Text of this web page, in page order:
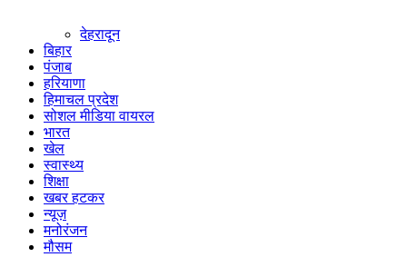
देहरादून
बिहार
पंजाब
हरियाणा
हिमाचल प्रदेश
सोशल मीडिया वायरल
भारत
खेल
स्वास्थ्य
शिक्षा
खबर हटकर
न्यूज़
मनोरंजन
मौसम